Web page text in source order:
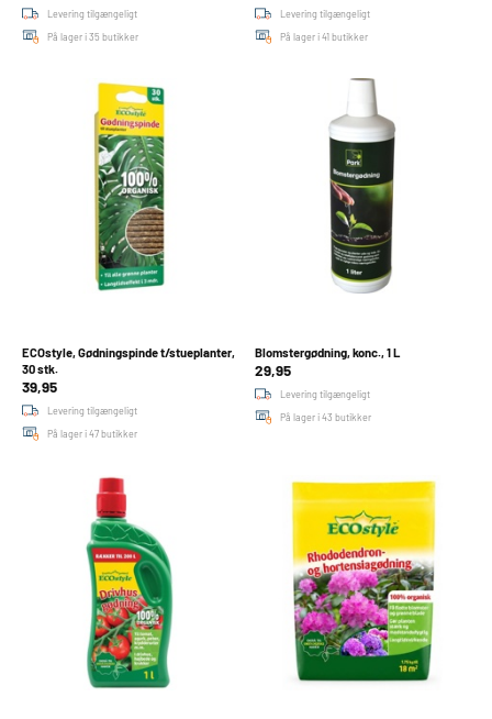
Levering tilgængeligt
På lager i 35 butikker
Levering tilgængeligt
På lager i 41 butikker
ECOstyle, Gødningspinde t/stueplanter,
30 stk.
39,95
Levering tilgængeligt
På lager i 47 butikker
Blomstergødning, konc., 1 L
29,95
Levering tilgængeligt
På lager i 43 butikker